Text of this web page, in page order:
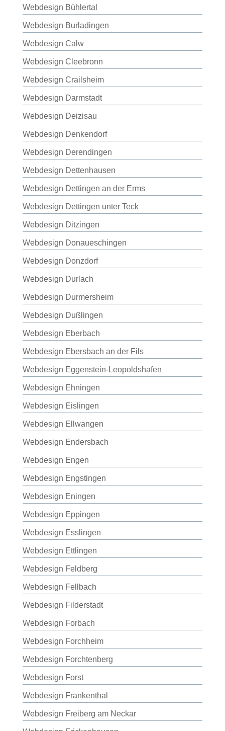
Webdesign Bühlertal
Webdesign Burladingen
Webdesign Calw
Webdesign Cleebronn
Webdesign Crailsheim
Webdesign Darmstadt
Webdesign Deizisau
Webdesign Denkendorf
Webdesign Derendingen
Webdesign Dettenhausen
Webdesign Dettingen an der Erms
Webdesign Dettingen unter Teck
Webdesign Ditzingen
Webdesign Donaueschingen
Webdesign Donzdorf
Webdesign Durlach
Webdesign Durmersheim
Webdesign Dußlingen
Webdesign Eberbach
Webdesign Ebersbach an der Fils
Webdesign Eggenstein-Leopoldshafen
Webdesign Ehningen
Webdesign Eislingen
Webdesign Ellwangen
Webdesign Endersbach
Webdesign Engen
Webdesign Engstingen
Webdesign Eningen
Webdesign Eppingen
Webdesign Esslingen
Webdesign Ettlingen
Webdesign Feldberg
Webdesign Fellbach
Webdesign Filderstadt
Webdesign Forbach
Webdesign Forchheim
Webdesign Forchtenberg
Webdesign Forst
Webdesign Frankenthal
Webdesign Freiberg am Neckar